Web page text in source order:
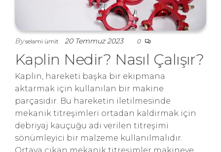
Byselami ümit 20 Temmuz 2023 0
Kaplin Nedir? Nasıl Çalışır?
Kaplin, hareketi başka bir ekipmana
aktarmak için kullanılan bir makine
parçasıdır. Bu hareketin iletilmesinde
mekanik titreşimleri ortadan kaldırmak için
debriyaj kauçuğu adı verilen titreşimi
sönümleyici bir malzeme kullanılmalıdır.